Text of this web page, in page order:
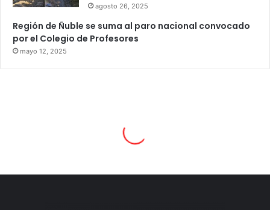
agosto 26, 2025
Región de Ñuble se suma al paro nacional convocado
por el Colegio de Profesores
mayo 12, 2025